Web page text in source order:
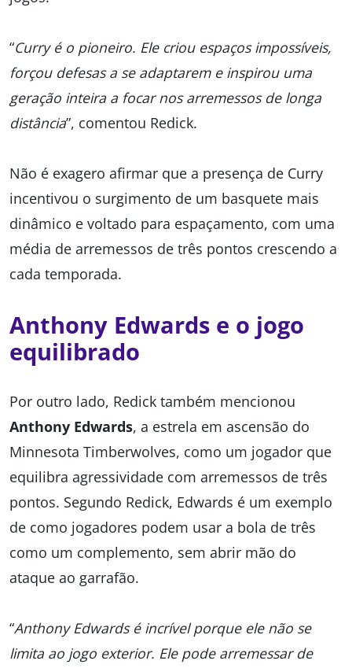
“Curry é o pioneiro. Ele criou espaços impossíveis,
forçou defesas a se adaptarem e inspirou uma
geração inteira a focar nos arremessos de longa
distância”, comentou Redick.
Não é exagero afirmar que a presença de Curry
incentivou o surgimento de um basquete mais
dinâmico e voltado para espaçamento, com uma
média de arremessos de três pontos crescendo a
cada temporada.
Anthony Edwards e o jogo
equilibrado
Por outro lado, Redick também mencionou
Anthony Edwards, a estrela em ascensão do
Minnesota Timberwolves, como um jogador que
equilibra agressividade com arremessos de três
pontos. Segundo Redick, Edwards é um exemplo
de como jogadores podem usar a bola de três
como um complemento, sem abrir mão do
ataque ao garrafão.
“Anthony Edwards é incrível porque ele não se
limita ao jogo exterior. Ele pode arremessar de